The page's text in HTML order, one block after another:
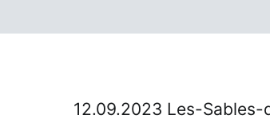
12.09.2023 Les-Sables-